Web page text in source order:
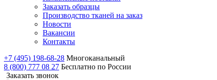
Заказать образцы
Производство тканей на заказ
Новости
Вакансии
Контакты
+7 (495) 198-68-28 Многоканальный
8 (800) 777 08 27 Бесплатно по России
Заказать звонок